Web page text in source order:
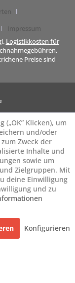
Impressum
Logistikkosten für
Preise sind
Klicken), um
und/oder
Zweck der
Inhalte und
sowie um
Zielgruppen. Mit
deine Einwilligung
und zu
Konfigurieren